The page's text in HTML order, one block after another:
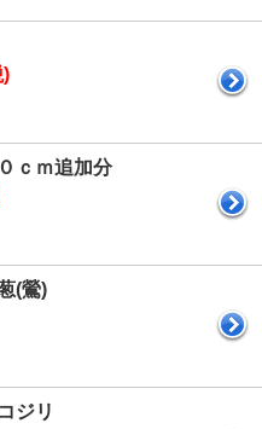
)
ｃｍ追加分
(鶯)
ジリ